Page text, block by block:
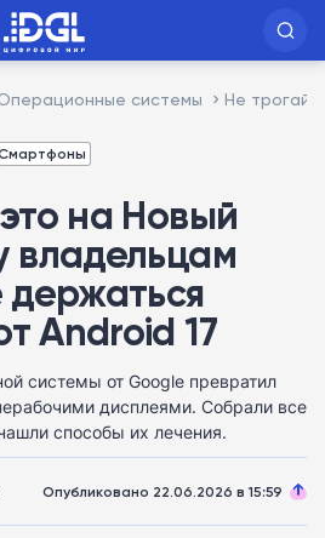
системы Не трогай,
на Новый
владельцам
Android 17
системы от Google превратил
дисплеями. Собрали все
способы их лечения.
Опубликовано 22.06.2026 в 15:59